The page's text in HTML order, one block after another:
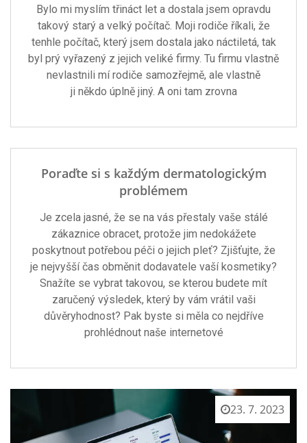
Bylo mi myslím třináct let a dostala jsem opravdu
takový starý a velký počítač. Moji rodiče říkali, že
tenhle počítač, který jsem dostala jako náctiletá, tak
byl prý vyřazený z jejich veliké firmy. Tu firmu vlastně
nevlastnili mí rodiče samozřejmě, ale vlastně
ji někdo úplně jiný. A oni tam zrovna
Poraďte si s každým dermatologickým
problémem
Je zcela jasné, že se na vás přestaly vaše stálé
zákaznice obracet, protože jim nedokážete
poskytnout potřebou péči o jejich pleť? Zjišťujte, že
je nejvyšší čas obměnit dodavatele vaší kosmetiky?
Snažíte se vybrat takovou, se kterou budete mít
zaručený výsledek, který by vám vrátil vaši
důvěryhodnost? Pak byste si měla co nejdříve
prohlédnout naše internetové
23. 7. 2023